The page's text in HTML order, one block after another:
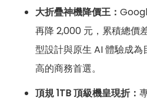
大折疊神機降價王：
再降 2,000 元，累積總價
型設計與原生 AI 體驗成
高的商務首選。
頂規 1TB 頂級機皇現折：